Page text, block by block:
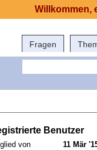
Fragen
Benutzer
von
11 Mär
Willkommen,